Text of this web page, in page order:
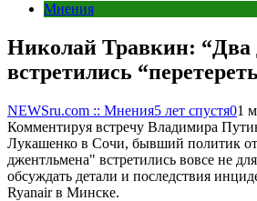
Мнения
Николай Травкин: “Два
встретились
NEWSru.com :: Мнения5 лет спустя01
Комментируя встречу Владимира
Лукашенко в Сочи, бывший политик
джентльмена" встретились вовсе не
обсуждать детали и последствия
Ryanair в Минске.